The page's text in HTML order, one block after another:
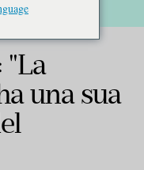
"La
una sua